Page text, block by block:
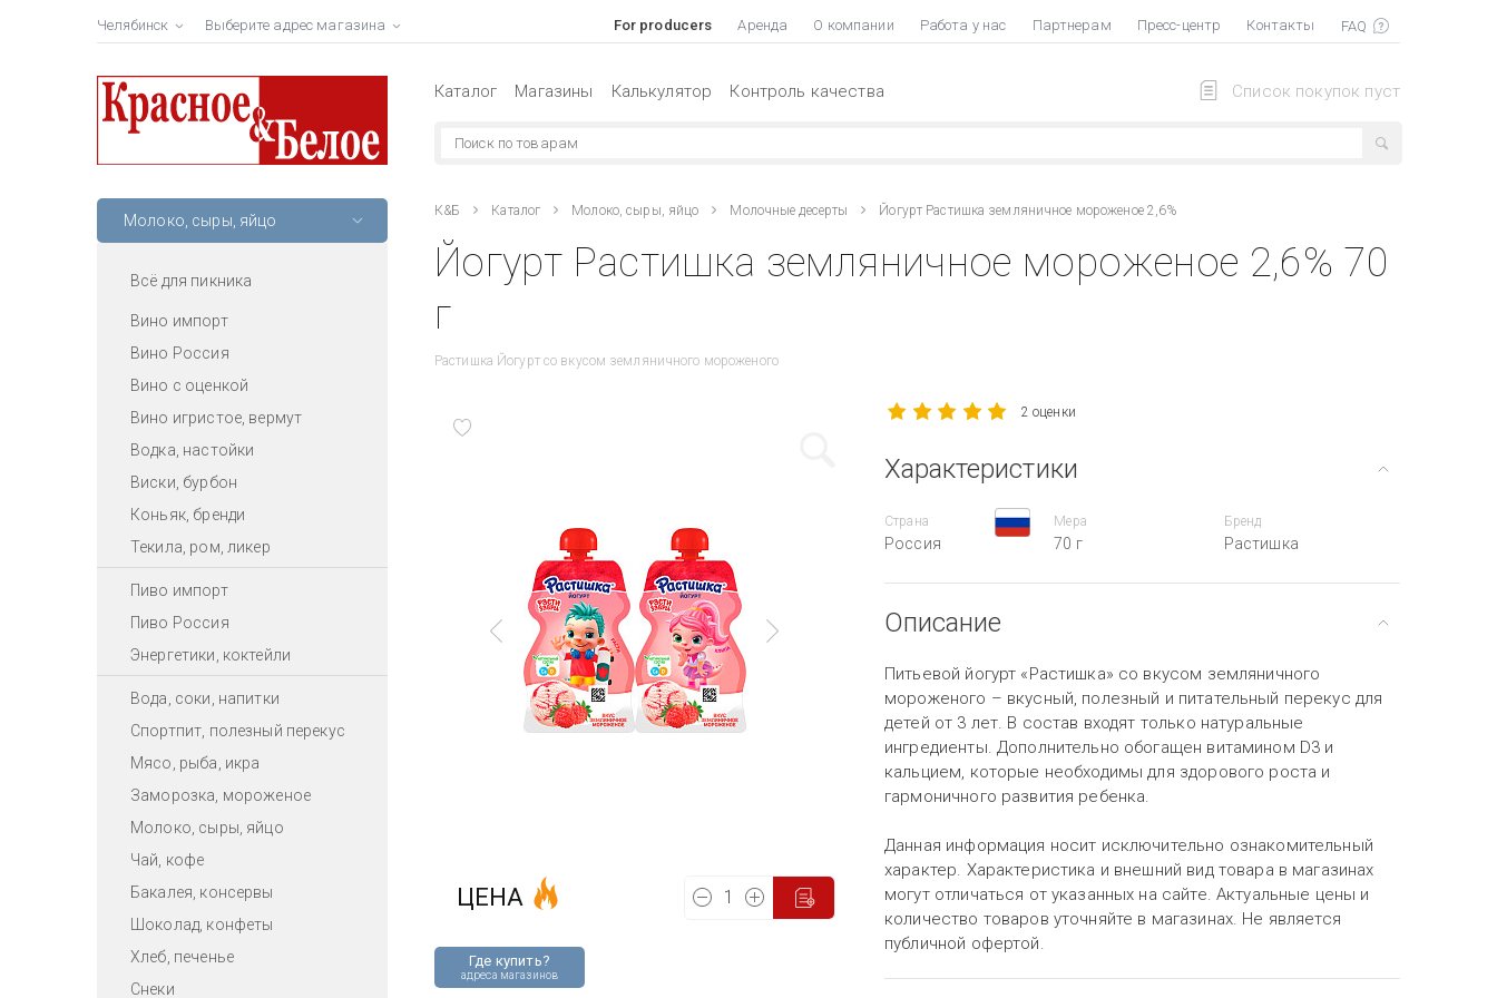
Челябинск Выберите адрес магазина For producers Аренда О компании Работа у нас Партнерам Пресс-центр Контакты
Список покупок пуст
Каталог Магазины Калькулятор Контроль качества
Молоко, сыры, яйцо
Всё для пикника
Вино импорт
Вино Россия
Вино с оценкой
Вино игристое, вермут
Водка, настойки
Виски, бурбон
Коньяк, бренди
Текила, ром, ликер
Пиво импорт
Пиво Россия
Энергетики, коктейли
Вода, соки, напитки
Спортпит, полезный перекус
Мясо, рыба, икра
Заморозка, мороженое
Молоко, сыры, яйцо
Чай, кофе
Бакалея, консервы
Шоколад, конфеты
Хлеб, печенье
Снеки
К&Б Каталог Молоко, сыры, яйцо Молочные десерты Йогурт Растишка земляничное мороженое 2,6%
Йогурт Растишка земляничное мороженое 2,6% 70
г
Растишка Йогурт со вкусом земляничного мороженого
Где купить?
адреса магазинов
ЦЕНА
2 оценки
Характеристики
Страна
Россия
Мера
70 г
Бренд
Растишка
Описание
Питьевой йогурт «Растишка» со вкусом земляничного
мороженого – вкусный, полезный и питательный перекус для
детей от 3 лет. В состав входят только натуральные
ингредиенты. Дополнительно обогащен витамином D3 и
кальцием, которые необходимы для здорового роста и
гармоничного развития ребенка.
Данная информация носит исключительно ознакомительный
характер. Характеристика и внешний вид товара в магазинах
могут отличаться от указанных на сайте. Актуальные цены и
количество товаров уточняйте в магазинах. Не является
публичной офертой.